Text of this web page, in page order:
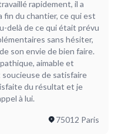
rapidement, il a
du chantier, ce qui est
delà de ce qui était prévu
sans hésiter,
son envie de bien faire.
aimable et
de satisfaire
du résultat et je
à lui.
75012 Paris